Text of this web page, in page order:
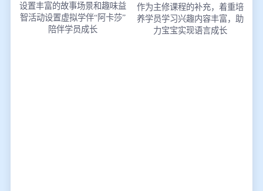
设置丰富的故事场景和趣味益
智活动设置虚拟学伴“阿卡莎”
陪伴学员成长
作为主修课程的补充，着重培
养学员学习兴趣内容丰富，助
力宝宝实现语言成长